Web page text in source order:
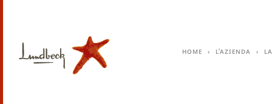
Home L’azienda